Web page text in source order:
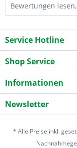
Bewertungen
Service Hotline
Shop Service
Informationen
Newsletter
* Alle Preise inkl.